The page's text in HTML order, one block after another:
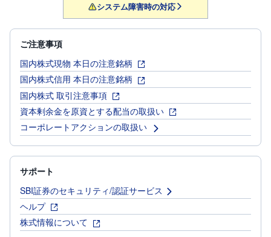
システム障害時の対応
ご注意事項
国内株式現物 本日の注意銘柄
国内株式信用 本日の注意銘柄
国内株式 取引注意事項
資本剰余金を原資とする配当の取扱い
コーポレートアクションの取扱い
サポート
SBI証券のセキュリティ/認証サービス
ヘルプ
株式情報について